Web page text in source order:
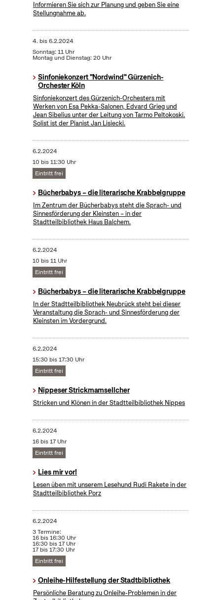
Informieren Sie sich zur Planung und geben Sie eine
Stellungnahme ab.
4. bis6.2.2024
Sonntag: 11 Uhr
Montag und Dienstag: 20 Uhr
Sinfoniekonzert "Nordwind" Gürzenich-
Orchester Köln
Sinfoniekonzert des Gürzenich-Orchesters mit
Werken von Esa Pekka-Salonen, Edvard Grieg und
Jean Sibelius unter der Leitung von Tarmo Peltokoski.
Solist ist der Pianist Jan Lisiecki.
6.2.2024
10 bis 11:30 Uhr
Eintritt frei
Bücherbabys – die literarische Krabbelgruppe
Im Zentrum der Bücherbabys steht die Sprach- und
Sinnesförderung der Kleinsten – in der
Stadtteilbibliothek Haus Balchem.
6.2.2024
10 bis 11 Uhr
Eintritt frei
Bücherbabys – die literarische Krabbelgruppe
In der Stadtteilbibliothek Neubrück steht bei dieser
Veranstaltung die Sprach- und Sinnesförderung der
Kleinsten im Vordergrund.
6.2.2024
15:30 bis 17:30 Uhr
Eintritt frei
Nippeser Strickmamsellcher
Stricken und Klönen in der Stadtteilbibliothek Nippes
6.2.2024
16 bis 17 Uhr
Eintritt frei
Lies mir vor!
Lesen üben mit unserem Lesehund Rudi Rakete in der
Stadtteilbibliothek Porz
6.2.2024
3 Termine:
16 bis 16:30 Uhr
16:30 bis 17 Uhr
17 bis 17:30 Uhr
Eintritt frei
Onleihe-Hilfestellung der Stadtbibliothek
Persönliche Beratung zu Onleihe-Problemen in der